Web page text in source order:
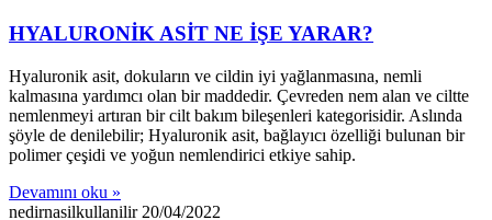
HYALURONİK ASİT NE İŞE YARAR?
Hyaluronik asit, dokuların ve cildin iyi yağlanmasına, nemli
kalmasına yardımcı olan bir maddedir. Çevreden nem alan ve ciltte
nemlenmeyi artıran bir cilt bakım bileşenleri kategorisidir. Aslında
şöyle de denilebilir; Hyaluronik asit, bağlayıcı özelliği bulunan bir
polimer çeşidi ve yoğun nemlendirici etkiye sahip.
Devamını oku »
nedirnasilkullanilir 20/04/2022